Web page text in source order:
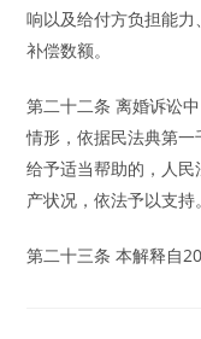
响以及给付方负担能
补偿数额。
第二十二条 离婚诉讼
情形，依据民法典第
给予适当帮助的，人
产状况，依法予以支持。
第二十三条 本解释自